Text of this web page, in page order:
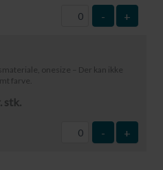
- +
onesize – Der kan ikke
farve.
stk.
- +